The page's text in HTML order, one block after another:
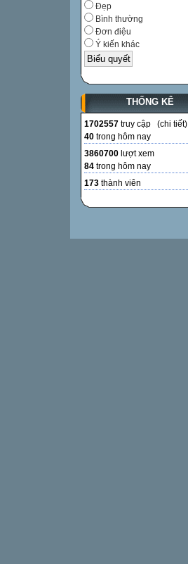
Đẹp
Bình thường
Đơn điệu
Ý kiến khác
THỐNG KÊ
1702557 truy cập (chi tiết)
40 trong hôm nay
3860700 lượt xem
84 trong hôm nay
173 thành viên